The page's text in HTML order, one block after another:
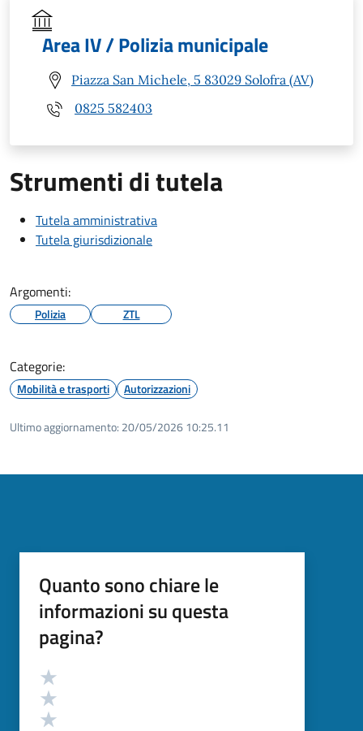
Area IV / Polizia municipale
Piazza San Michele, 5 83029 Solofra (AV)
0825 582403
Strumenti di tutela
Tutela amministrativa
Tutela giurisdizionale
Argomenti:
Polizia ZTL
Categorie:
Mobilità e trasporti Autorizzazioni
Ultimo aggiornamento: 20/05/2026 10:25.11
Quanto sono chiare le
informazioni su questa
pagina?
Valutazione